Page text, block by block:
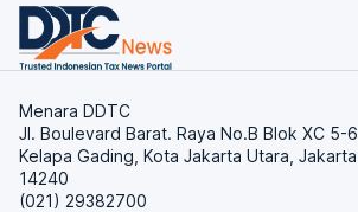
Menara DDTC
Jl. Boulevard Barat. Raya No.B Blok XC 5-6,
Kelapa Gading, Kota Jakarta Utara, Jakarta
14240
(021) 29382700